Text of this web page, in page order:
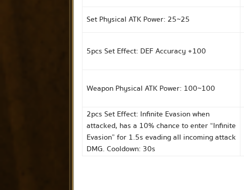
Set Physical ATK Power: 25~25
5pcs Set Effect: DEF Accuracy +100
Weapon Physical ATK Power: 100~100
2pcs Set Effect: Infinite Evasion when
attacked, has a 10% chance to enter “Infinite
Evasion” for 1.5s evading all incoming attack
DMG. Cooldown: 30s